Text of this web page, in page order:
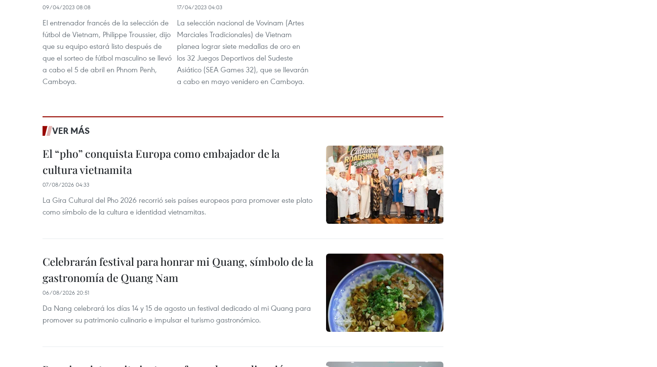
09/04/2023 08:08
El entrenador francés de la selección de
fútbol de Vietnam, Philippe Troussier, dijo
que su equipo estará listo después de
que el sorteo de fútbol masculino se llevó
a cabo el 5 de abril en Phnom Penh,
Camboya.
17/04/2023 04:03
La selección nacional de Vovinam (Artes
Marciales Tradicionales) de Vietnam
planea lograr siete medallas de oro en
los 32 Juegos Deportivos del Sudeste
Asiático (SEA Games 32), que se llevarán
a cabo en mayo venidero en Camboya.
VER MÁS
El “pho” conquista Europa como embajador de la
cultura vietnamita
07/08/2026 04:33
La Gira Cultural del Pho 2026 recorrió seis países europeos para promover este plato
como símbolo de la cultura e identidad vietnamitas.
Celebrarán festival para honrar mi Quang, símbolo de la
gastronomía de Quang Nam
06/08/2026 20:51
Da Nang celebrará los días 14 y 15 de agosto un festival dedicado al mi Quang para
promover su patrimonio culinario e impulsar el turismo gastronómico.